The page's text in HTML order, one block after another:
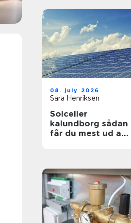
08. july 2026
Sara Henriksen
Solceller
kalundborg sådan
får du mest ud af